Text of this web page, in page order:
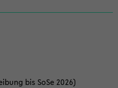
bis SoSe 2026)